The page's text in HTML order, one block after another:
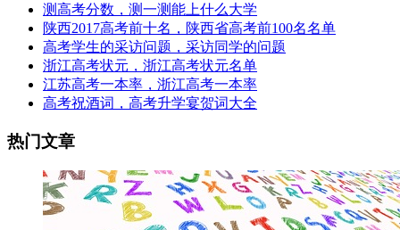
测高考分数，测一测能上什么大学
陕西2017高考前十名，陕西省高考前100名名单
高考学生的采访问题，采访同学的问题
浙江高考状元，浙江高考状元名单
江苏高考一本率，浙江高考一本率
高考祝酒词，高考升学宴贺词大全
热门文章